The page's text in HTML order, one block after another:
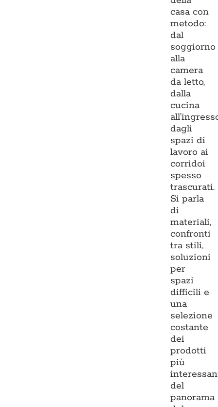
casa con
metodo:
dal
soggiorno
alla
camera
da letto,
dalla
cucina
dagli
spazi di
lavoro ai
corridoi
spesso
trascurati.
Si parla
di
materiali,
confronti
tra stili,
soluzioni
per
spazi
difficili e
una
selezione
costante
dei
prodotti
più
del
panorama